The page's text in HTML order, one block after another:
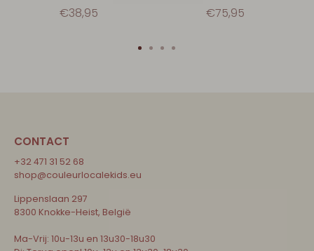
€38,95
€75,95
CONTACT
+32 471 31 52 68
shop@couleurlocalekids.eu
Lippenslaan 297
8300 Knokke-Heist, België
Ma-Vrij: 10u-13u en 13u30-18u30